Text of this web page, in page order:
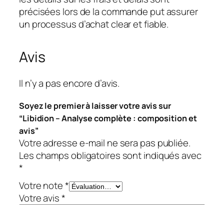
précisées lors de la commande put assurer
un processus d’achat clear et fiable.
Avis
Il n’y a pas encore d’avis.
Soyez le premier à laisser votre avis sur
“Libidion – Analyse complète : composition et
avis”
Votre adresse e-mail ne sera pas publiée.
Les champs obligatoires sont indiqués avec
*
Votre note*
Votre avis*